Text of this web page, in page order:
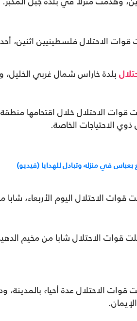
قوات الاحتلال فلسطينيين اثنين،
بلدة خاراس شمال غربي الخليل،
قوات الاحتلال خلال اقتحامها
في منزله وتبادل للهدايا (فيديو)
الاحتلال اليوم الأربعاء، شابا
قوات الاحتلال شابا من مخيم
الاحتلال عدة أحياء